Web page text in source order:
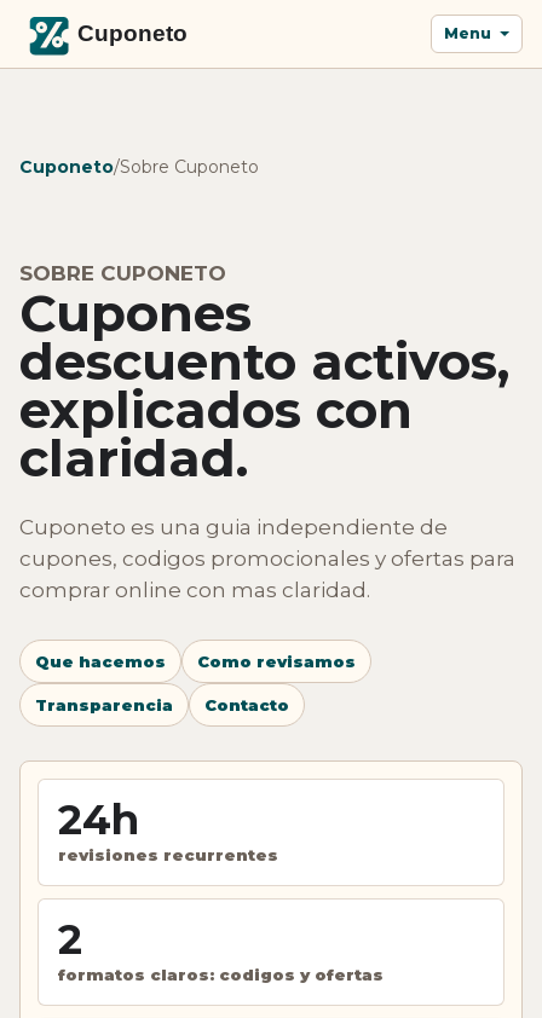
Menu
Cuponeto/Sobre Cuponeto
SOBRE CUPONETO
Cupones
descuento activos,
explicados con
claridad.
Cuponeto es una guia independiente de
cupones, codigos promocionales y ofertas para
comprar online con mas claridad.
Que hacemos Como revisamos
Transparencia Contacto
24h
revisiones recurrentes
2
formatos claros: codigos y ofertas